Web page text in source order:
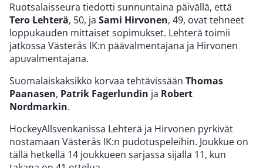
Ruotsalaisseura tiedotti sunnuntaina päivällä, että
Tero Lehterä, 50, ja Sami Hirvonen, 49, ovat tehneet
loppukauden mittaiset sopimukset. Lehterä toimii
jatkossa Västerås IK:n päävalmentajana ja Hirvonen
apuvalmentajana.
Suomalaiskaksikko korvaa tehtävissään Thomas
Paanasen, Patrik Fagerlundin ja Robert
Nordmarkin.
HockeyAllsvenkanissa Lehterä ja Hirvonen pyrkivät
nostamaan Västerås IK:n pudotuspeleihin. Joukkue on
tällä hetkellä 14 joukkueen sarjassa sijalla 11, kun